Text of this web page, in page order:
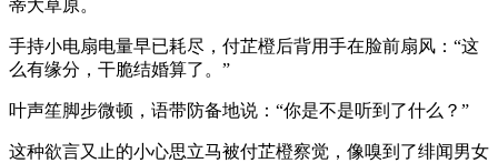
蒂大草原。
手持小电扇电量早已耗尽，付芷橙后背用手在脸前扇风：“这
么有缘分，干脆结婚算了。”
叶声笙脚步微顿，语带防备地说：“你是不是听到了什么？”
这种欲言又止的小心思立马被付芷橙察觉，像嗅到了绯闻男女